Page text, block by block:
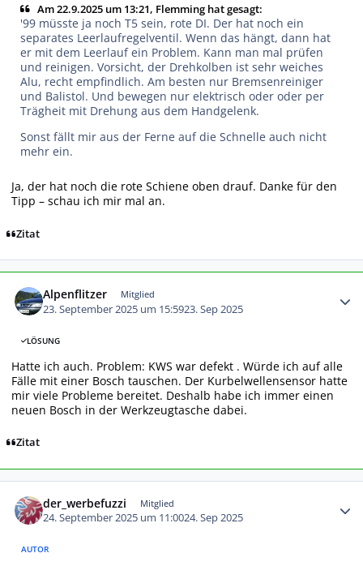
Am 22.9.2025 um 13:21, Flemming hat gesagt:
'99 müsste ja noch T5 sein, rote DI. Der hat noch ein
separates Leerlaufregelventil. Wenn das hängt, dann hat
er mit dem Leerlauf ein Problem. Kann man mal prüfen
und reinigen. Vorsicht, der Drehkolben ist sehr weiches
Alu, recht empfindlich. Am besten nur Bremsenreiniger
und Balistol. Und bewegen nur elektrisch oder oder per
Trägheit mit Drehung aus dem Handgelenk.
Sonst fällt mir aus der Ferne auf die Schnelle auch nicht
mehr ein.
Ja, der hat noch die rote Schiene oben drauf. Danke für den
Tipp – schau ich mir mal an.
Zitat
Alpenflitzer Mitglied
23. September 2025 um 15:5923. Sep 2025
LÖSUNG
Hatte ich auch. Problem: KWS war defekt . Würde ich auf alle
Fälle mit einer Bosch tauschen. Der Kurbelwellensensor hatte
mir viele Probleme bereitet. Deshalb habe ich immer einen
neuen Bosch in der Werkzeugtasche dabei.
Zitat
der_werbefuzzi Mitglied
24. September 2025 um 11:0024. Sep 2025
AUTOR